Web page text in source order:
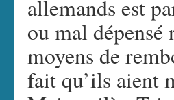
allemands est
ou mal dépensé
moyens de
fait qu’ils aient